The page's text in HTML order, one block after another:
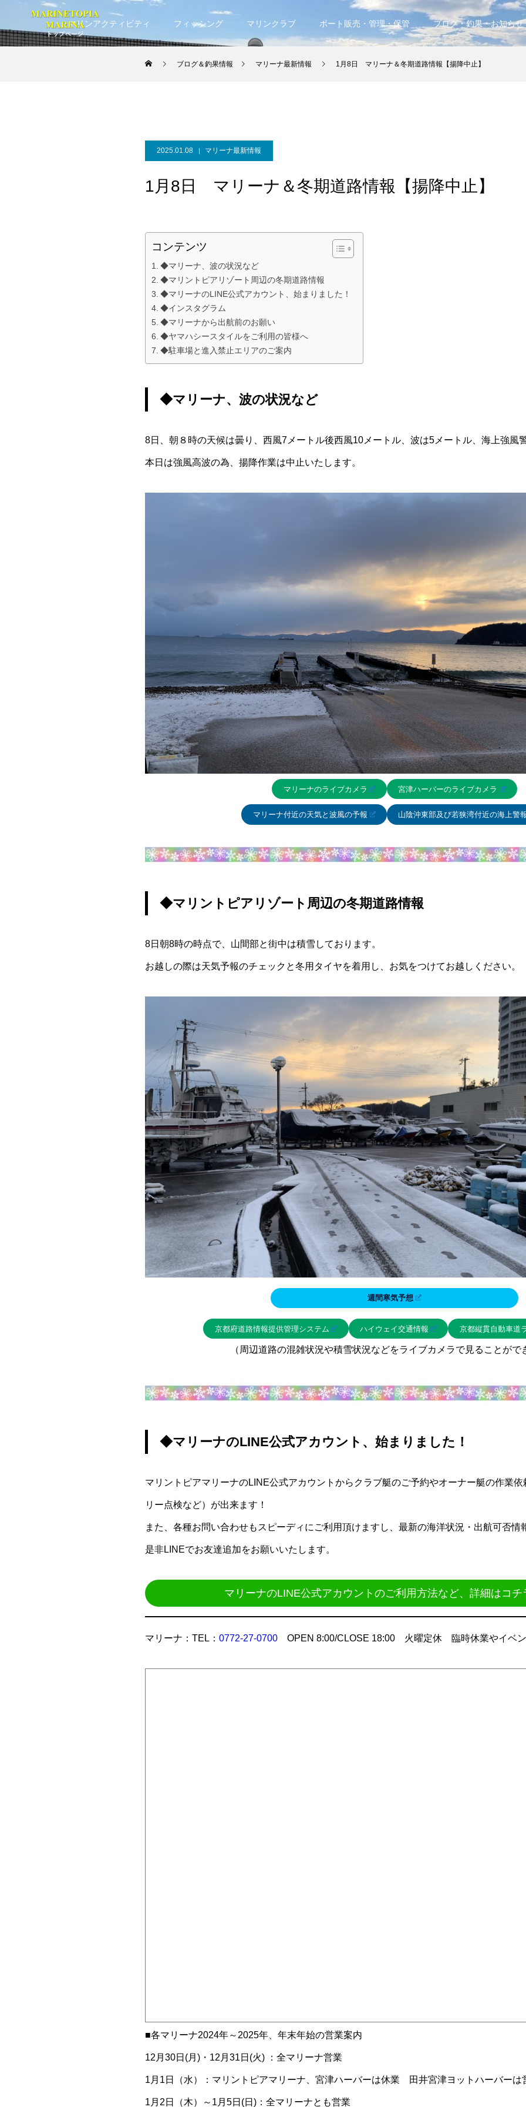
マリンアクティビティ フィッシング マリンクラブ ボート販売・管理・保管 ブログ・釣果・お知らせ
ブログ＆釣果情報 マリーナ最新情報 1月8日 マリーナ＆冬期道路情報【揚降中止】
2025.01.08 マリーナ最新情報
1月8日 マリーナ＆冬期道路情報【揚降中止】
コンテンツ
◆マリーナ、波の状況など
◆マリントピアリゾート周辺の冬期道路情報
◆マリーナのLINE公式アカウント、始まりました！
◆インスタグラム
◆マリーナから出航前のお願い
◆ヤマハシースタイルをご利用の皆様へ
◆駐車場と進入禁止エリアのご案内
◆マリーナ、波の状況など
8日、朝８時の天候は曇り、西風7メートル後西風10メートル、波は5メートル、海上強風
本日は強風高波の為、揚降作業は中止いたします。
マリーナのライブカメラ 宮津ハーバーのライブカメラ
マリーナ付近の天気と波風の予報 山陰沖東部及び若狭湾付近の海上警
◆マリントピアリゾート周辺の冬期道路情報
8日朝8時の時点で、山間部と街中は積雪しております。
お越しの際は天気予報のチェックと冬用タイヤを着用し、お気をつけてお越しください。
週間寒気予想
京都府道路情報提供管理システム ハイウェイ交通情報 京都縦貫自動車道
（周辺道路の混雑状況や積雪状況などをライブカメラで見ることがで
◆マリーナのLINE公式アカウント、始まりました！
マリントピアマリーナのLINE公式アカウントからクラブ艇のご予約やオーナー艇の作業
リー点検など）が出来ます！
また、各種お問い合わせもスピーディにご利用頂けますし、最新の海洋状況・出航可否情
是非LINEでお友達追加をお願いいたします。
マリーナのLINE公式アカウントのご利用方法など、詳細はコチ
マリーナ：TEL： 0772-27-0700 OPEN 8:00/CLOSE 18:00 火曜定休 臨時休業やイベ
■各マリーナ2024年～2025年、年末年始の営業案内
12月30日(月)・12月31日(火) ：全マリーナ営業
1月1日（水）：マリントピアマリーナ、宮津ハーバーは休業 田井宮津ヨットハーバーは
1月2日（木）～1月5日(日)：全マリーナとも営業